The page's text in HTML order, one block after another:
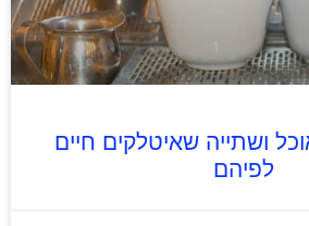
ושתייה שאיטלקים חיים
לפיהם